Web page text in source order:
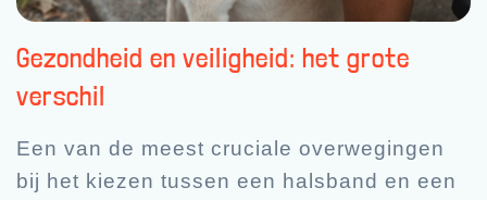
Gezondheid en veiligheid: het grote
verschil
Een van de meest cruciale overwegingen
bij het kiezen tussen een halsband en een